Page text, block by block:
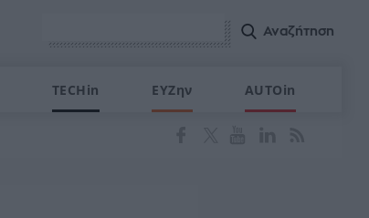
TECHin ΕΥΖην AUTOin